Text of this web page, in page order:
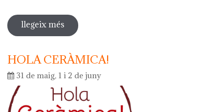
llegeix més sobre master class a càrrec del
ceramista alberto bustos
HOLA CERÀMICA!
31 de maig, 1 i 2 de juny